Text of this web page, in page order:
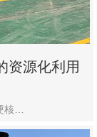
资源化利用
核…